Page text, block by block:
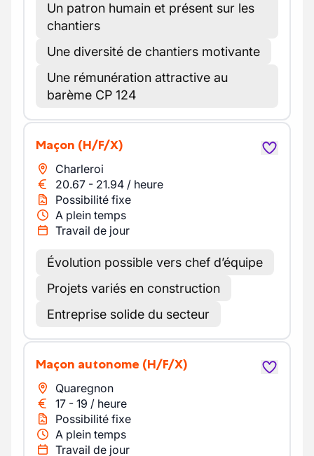
Un patron humain et présent sur les
chantiers
Une diversité de chantiers motivante
Une rémunération attractive au
barème CP 124
Maçon (H/F/X)
Charleroi
20.67 - 21.94 / heure
Possibilité fixe
A plein temps
Travail de jour
Évolution possible vers chef d’équipe
Projets variés en construction
Entreprise solide du secteur
Maçon autonome (H/F/X)
Quaregnon
17 - 19 / heure
Possibilité fixe
A plein temps
Travail de jour